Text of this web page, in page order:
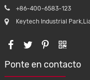
+86-400-6583-123
Keytech Industrial
Ponte en contacto